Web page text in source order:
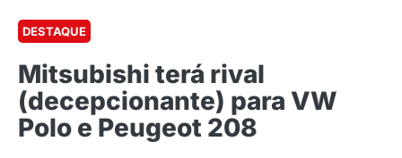
DESTAQUE
Mitsubishi terá rival
(decepcionante) para VW
Polo e Peugeot 208